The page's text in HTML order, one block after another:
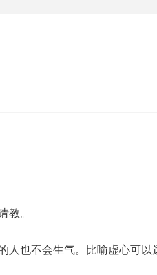
。
人也不会生气。比喻虚心可以